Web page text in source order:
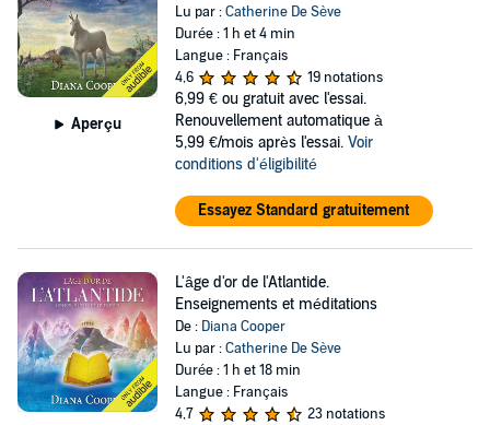
Aperçu
Lu par :Catherine De Sève
Durée : 1 h et 4 min
Langue : Français
4,6
19 notations
6,99 € ou gratuit avec l'essai.
Renouvellement automatique à
5,99 €/mois après l'essai. Voir
conditions d'éligibilité
Essayez Standard gratuitement
L'âge d'or de l'Atlantide.
Enseignements et méditations
De : Diana Cooper
Lu par :Catherine De Sève
Durée : 1 h et 18 min
Langue : Français
4,7
23 notations